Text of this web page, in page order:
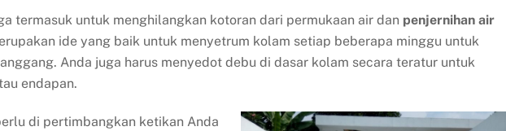
termasuk untuk menghilangkan kotoran dari permukaan air dan penjernihan air
ide yang baik untuk menyetrum kolam setiap beberapa minggu untuk
Anda juga harus menyedot debu di dasar kolam secara teratur untuk
endapan.
di pertimbangkan ketikan Anda